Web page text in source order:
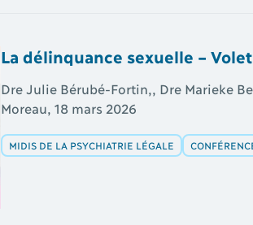
La délinquance sexuelle –
Dre Julie Bérubé-Fortin,, Dre Marieke
Moreau, 18 mars 2026
MIDIS DE LA PSYCHIATRIE LÉGALE